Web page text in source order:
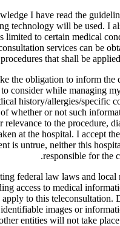
I have read the
technology will be used. I
limited to certain medical
services can be
procedures that shall be
the obligation to inform the
consider while managing
history/allergies/specific
whether or not such
relevance to the procedure,
at the hospital. I accept
is untrue, neither this
responsible for the
federal law laws and local
access to medical
to this teleconsultation.
images or
entities will not take